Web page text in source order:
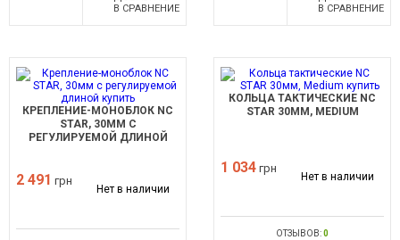
В СРАВНЕНИЕ
В СРАВНЕНИЕ
КРЕПЛЕНИЕ-МОНОБЛОК NC
STAR, 30ММ С
РЕГУЛИРУЕМОЙ ДЛИНОЙ
2 491 грн
Нет в наличии
КОЛЬЦА ТАКТИЧЕСКИЕ NC
STAR 30ММ, MEDIUM
1 034 грн
Нет в наличии
ОТЗЫВОВ:0